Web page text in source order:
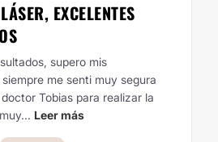
EXCELENTES
supero mis
me senti muy segura
Tobias para realizar la
Leer más